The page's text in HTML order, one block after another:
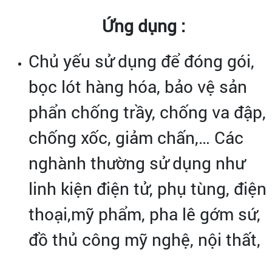
Ứng dụng :
Chủ yếu sử dụng để đóng gói,
bọc lót hàng hóa, bảo vệ sản
phẩn chống trầy, chống va đập,
chống xốc, giảm chấn,… Các
nghành thường sử dụng như
linh kiện điện tử, phụ tùng, điện
thoại,mỹ phẩm, pha lê gớm sứ,
đồ thủ công mỹ nghệ, nội thất,